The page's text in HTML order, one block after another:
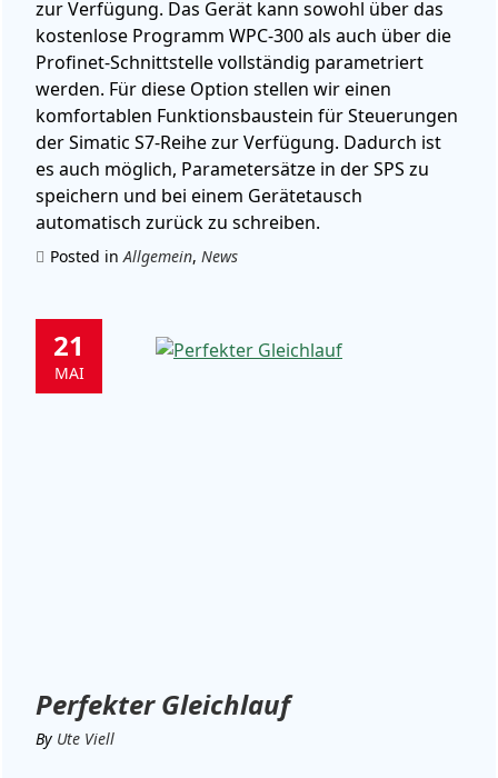
zur Verfügung. Das Gerät kann sowohl über das
kostenlose Programm WPC-300 als auch über die
Profinet-Schnittstelle vollständig parametriert
werden. Für diese Option stellen wir einen
komfortablen Funktionsbaustein für Steuerungen
der Simatic S7-Reihe zur Verfügung. Dadurch ist
es auch möglich, Parametersätze in der SPS zu
speichern und bei einem Gerätetausch
automatisch zurück zu schreiben.
Posted inAllgemein, News
Perfekter Gleichlauf
21
MAI
By Ute Viell